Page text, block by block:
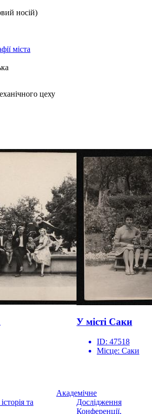
носій)
міста
цеху
У місті Саки
ID: 47518
Місце: Саки
та
Академічне
Дослідження
Конференції,